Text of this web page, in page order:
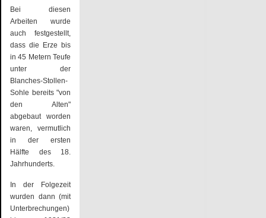
Bei diesen
Arbeiten wurde
auch festgestellt,
dass die Erze bis
in 45 Metern Teufe
unter der
Blanches-Stollen-
Sohle bereits "von
den Alten"
abgebaut worden
waren, vermutlich
in der ersten
Hälfte des 18.
Jahrhunderts.
In der Folgezeit
wurden dann (mit
Unterbrechungen)